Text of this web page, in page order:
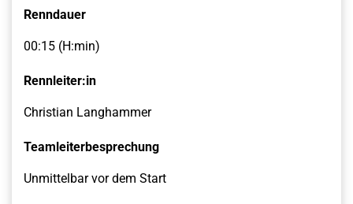
Renndauer
00:15 (H:min)
Rennleiter:in
Christian Langhammer
Teamleiterbesprechung
Unmittelbar vor dem Start